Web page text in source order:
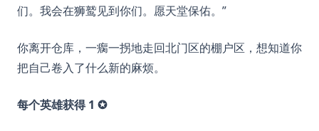
们。我会在狮鹫见到你们。愿天堂保佑。”
你离开仓库，一瘸一拐地走回北门区的棚户区，想知道你
把自己卷入了什么新的麻烦。
每个英雄获得 1 ✪